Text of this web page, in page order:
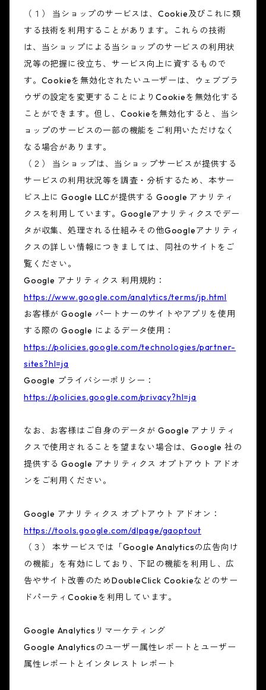
（１） 当ショップのサービスは、Cookie及びこれに類
する技術を利用することがあります。これらの技術
は、当ショップによる当ショップのサービスの利用状
況等の把握に役立ち、サービス向上に資するもので
す。Cookieを無効化されたいユーザーは、ウェブブラ
ウザの設定を変更することによりCookieを無効化する
ことができます。但し、Cookieを無効化すると、当シ
ョップのサービスの一部の機能をご利用いただけなく
なる場合があります。
（２） 当ショップは、当ショップサービスが提供する
サービスの利用状況等を調査・分析するため、本サー
ビス上に Google LLCが提供する Google アナリティ
クスを利用しています。Googleアナリティクスでデー
タが収集、処理される仕組みその他Googleアナリティ
クスの詳しい情報につきましては、同社のサイトをご
覧ください。
Google アナリティクス 利用規約：
https://www.google.com/analytics/terms/jp.html
お客様が Google パートナーのサイトやアプリを使用
する際の Google によるデータ使用：
https://policies.google.com/technologies/partner-
sites?hl=ja
Google プライバシーポリシー：
https://policies.google.com/privacy?hl=ja
なお、お客様はご自身のデータが Google アナリティ
クスで使用されることを望まない場合は、Google 社の
提供する Google アナリティクス オプトアウト アドオ
ンをご利用ください。
Google アナリティクス オプトアウト アドオン：
https://tools.google.com/dlpage/gaoptout
（３） 本サービスでは「Google Analyticsの広告向け
の機能」を有効にしており、下記の機能を利用し、広
告やサイト改善のためDoubleClick Cookieなどのサー
ドパーティCookieを利用しています。
Google Analyticsリマーケティング
Google Analyticsのユーザー属性レポートとユーザー
属性レポートとインタレスト レポート